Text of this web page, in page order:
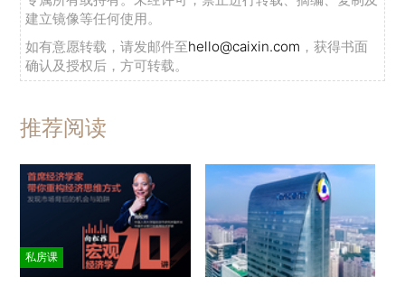
建立镜像等任何使用。
如有意愿转载，请发邮件至hello@caixin.com ，获得书面
确认及授权后，方可转载。
推荐阅读
私房课